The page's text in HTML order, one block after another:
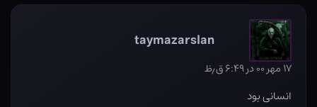
taymazarslan
۱۷ مهر ۰۰ در ۶:۴۹ ق٫ظ
انسانی بود